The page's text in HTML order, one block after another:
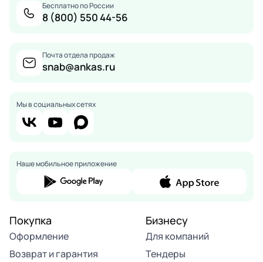
Бесплатно по России
8 (800) 550 44-56
Почта отдела продаж
snab@ankas.ru
Мы в социальных сетях
Наше мобильное приложение
Покупка
Оформление
Возврат и гарантия
Бизнесу
Для компаний
Тендеры